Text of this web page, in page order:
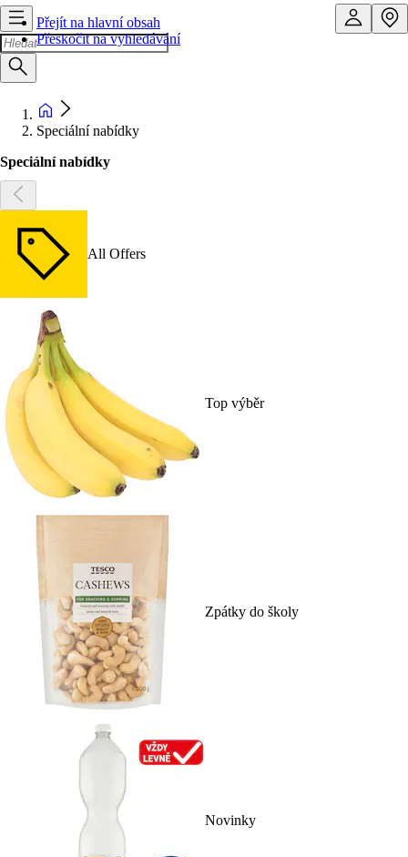
Přejít na hlavní obsah
Přeskočit na vyhledávání
Speciální nabídky
Speciální nabídky
All Offers
Top výběr
Zpátky do školy
Novinky